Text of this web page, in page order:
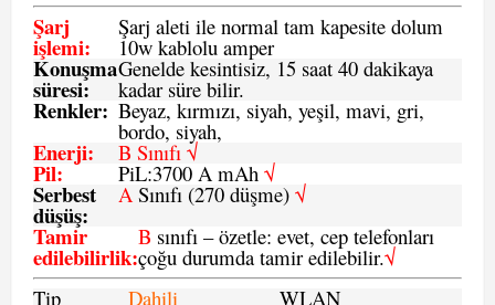
Şarj
işlemi:
Şarj aleti ile normal tam kapesite dolum
10w kablolu amper
Konuşma
süresi:
Genelde kesintisiz, 15 saat 40 dakikaya
kadar süre bilir.
Renkler: Beyaz, kırmızı, siyah, yeşil, mavi, gri,
bordo, siyah,
Enerji: B Sınıfı √
Pil: PiL:3700 A mAh √
Serbest
düşüş:
ASınıfı (270 düşme) √
Tamir
edilebilirlik:
B sınıfı – özetle: evet, cep telefonları
çoğu durumda tamir edilebilir.√
Tip
Dahili WLAN